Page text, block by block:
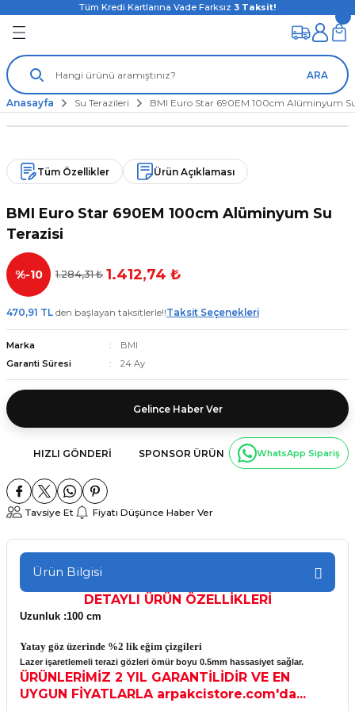
Tüm Kredi Kartlarına Vade Farksız 3 Taksit!
ARA
Anasayfa Su Terazileri BMI Euro Star 690EM 100cm Alüminyum
Tüm Özellikler Ürün Açıklaması
BMI Euro Star 690EM 100cm Alüminyum Su
Terazisi
%-10 1.284,31 ₺ 1.412,74 ₺
470,91 TL den başlayan taksitlerle!!Taksit Seçenekleri
Marka
BMI
Garanti Süresi
24 Ay
Gelince Haber Ver
HIZLI GÖNDERI SPONSOR ÜRÜN WhatsApp Sipariş
Tavsiye Et Fiyatı Düşünce Haber Ver
Ürün Bilgisi
DETAYLI ÜRÜN ÖZELLİKLERİ
Uzunluk :100 cm
Yatay göz üzerinde %2 lik eğim çizgileri
Lazer işaretlemeli terazi gözleri ömür boyu 0.5mm hassasiyet sağlar.
ÜRÜNLERİMİZ 2 YIL GARANTİLİDİR VE EN
UYGUN FİYATLARLA arpakcistore.com'da...